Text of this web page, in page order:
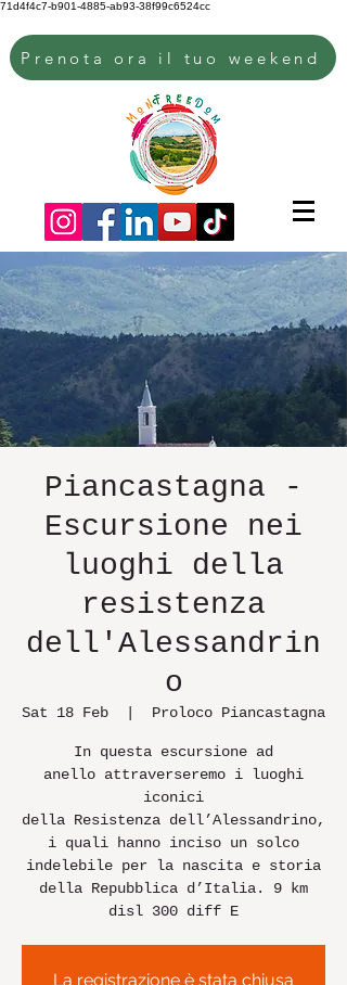
71d4f4c7-b901-4885-ab93-38f99c6524cc
Prenota ora il tuo weekend
Piancastagna -
Escursione nei
luoghi della
resistenza
dell'Alessandrin
o
Sat 18 Feb Proloco Piancastagna
In questa escursione ad
anello attraverseremo i luoghi
iconici
della Resistenza dell’Alessandrino,
i quali hanno inciso un solco
indelebile per la nascita e storia
della Repubblica d’Italia. 9 km
disl 300 diff E
La registrazione è stata chiusa